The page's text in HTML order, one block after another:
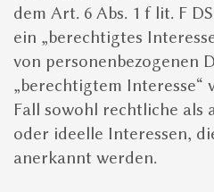
dem Art. 6 Abs. 1 f lit. F
ein „berechtigtes
von personenbezogenen
„berechtigtem Interesse“
Fall sowohl rechtliche als
oder ideelle Interessen,
anerkannt werden.